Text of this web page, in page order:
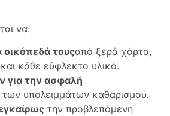
να:
οικόπεδά τουςαπό ξερά χόρτα,
κάθε εύφλεκτο υλικό.
για την ασφαλή
των υπολειμμάτων καθαρισμού.
την προβλεπόμενη